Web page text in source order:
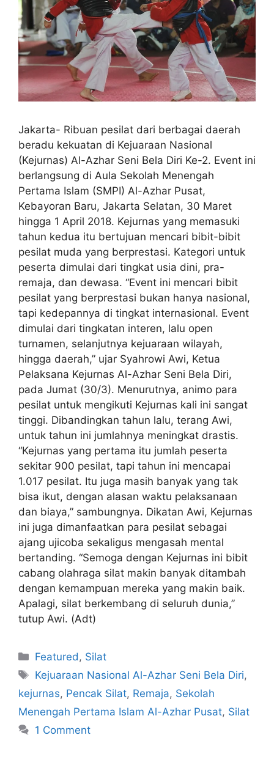
Jakarta- Ribuan pesilat dari berbagai daerah
beradu kekuatan di Kejuaraan Nasional
(Kejurnas) Al-Azhar Seni Bela Diri Ke-2. Event ini
berlangsung di Aula Sekolah Menengah
Pertama Islam (SMPI) Al-Azhar Pusat,
Kebayoran Baru, Jakarta Selatan, 30 Maret
hingga 1 April 2018. Kejurnas yang memasuki
tahun kedua itu bertujuan mencari bibit-bibit
pesilat muda yang berprestasi. Kategori untuk
peserta dimulai dari tingkat usia dini, pra-
remaja, dan dewasa. “Event ini mencari bibit
pesilat yang berprestasi bukan hanya nasional,
tapi kedepannya di tingkat internasional. Event
dimulai dari tingkatan interen, lalu open
turnamen, selanjutnya kejuaraan wilayah,
hingga daerah,” ujar Syahrowi Awi, Ketua
Pelaksana Kejurnas Al-Azhar Seni Bela Diri,
pada Jumat (30/3). Menurutnya, animo para
pesilat untuk mengikuti Kejurnas kali ini sangat
tinggi. Dibandingkan tahun lalu, terang Awi,
untuk tahun ini jumlahnya meningkat drastis.
“Kejurnas yang pertama itu jumlah peserta
sekitar 900 pesilat, tapi tahun ini mencapai
1.017 pesilat. Itu juga masih banyak yang tak
bisa ikut, dengan alasan waktu pelaksanaan
dan biaya,” sambungnya. Dikatan Awi, Kejurnas
ini juga dimanfaatkan para pesilat sebagai
ajang ujicoba sekaligus mengasah mental
bertanding. “Semoga dengan Kejurnas ini bibit
cabang olahraga silat makin banyak ditambah
dengan kemampuan mereka yang makin baik.
Apalagi, silat berkembang di seluruh dunia,”
tutup Awi. (Adt)
Featured, Silat
Kejuaraan Nasional Al-Azhar Seni Bela Diri,
kejurnas, Pencak Silat, Remaja, Sekolah
Menengah Pertama Islam Al-Azhar Pusat, Silat
1 Comment